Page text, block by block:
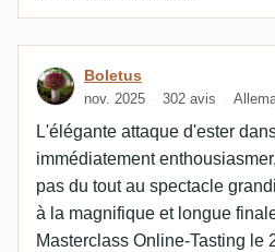
Avis de Boletus
Boletus
nov. 2025 302 avis
L'élégante attaque d'ester
immédiatement
pas du tout au spectacle
à la magnifique et longue
Masterclass Online-Tasting le